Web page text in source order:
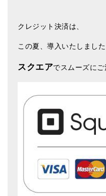
クレジット決済は、
この夏、導入いたしました
スクエアでスムーズに